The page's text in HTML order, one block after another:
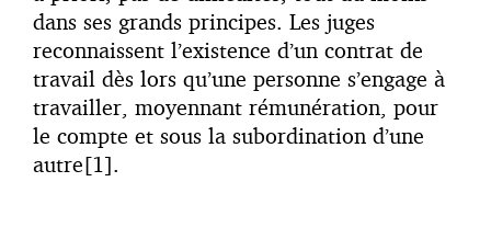
dans ses grands principes. Les juges
reconnaissent l’existence d’un contrat de
travail dès lors qu’une personne s’engage à
travailler, moyennant rémunération, pour
le compte et sous la subordination d’une
autre[1].